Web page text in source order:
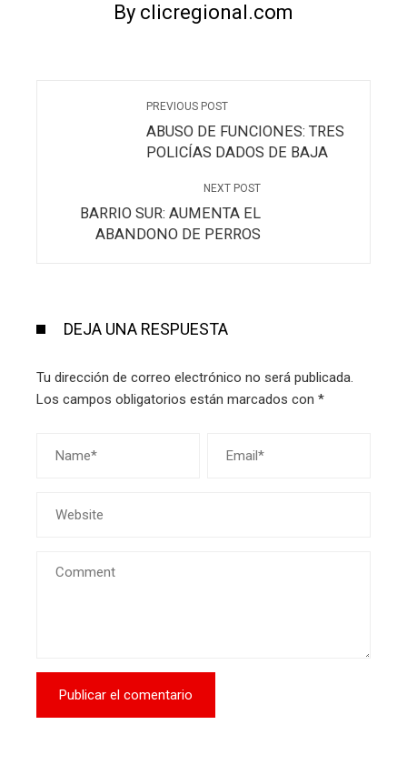
By clicregional.com
PREVIOUS POST
ABUSO DE FUNCIONES: TRES
POLICÍAS DADOS DE BAJA
NEXT POST
BARRIO SUR: AUMENTA EL
ABANDONO DE PERROS
DEJA UNA RESPUESTA
Tu dirección de correo electrónico no será publicada.
Los campos obligatorios están marcados con *